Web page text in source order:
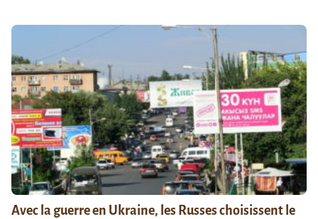
Avec la guerre en Ukraine, les Russes choisissent le